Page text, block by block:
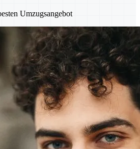
Umzugsangebot